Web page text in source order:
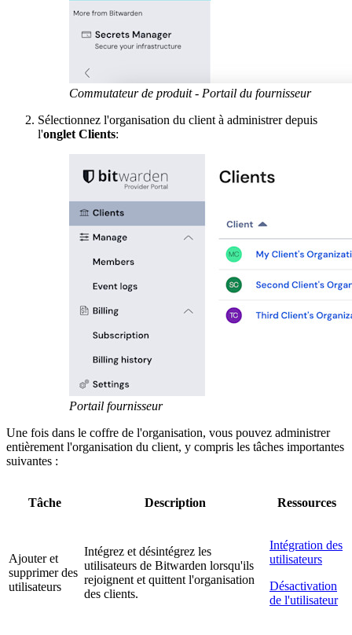
Commutateur de produit - Portail du fournisseur
Sélectionnez l'organisation du client à administrer depuis
l'onglet Clients:
Portail fournisseur
Une fois dans le coffre de l'organisation, vous pouvez administrer
entièrement l'organisation du client, y compris les tâches importantes
suivantes :
Tâche Description Ressources
Ajouter et
supprimer des
utilisateurs
Intégrez et désintégrez les
utilisateurs de Bitwarden lorsqu'ils
rejoignent et quittent l'organisation
des clients.
Intégration des
utilisateurs
Désactivation
de l'utilisateur